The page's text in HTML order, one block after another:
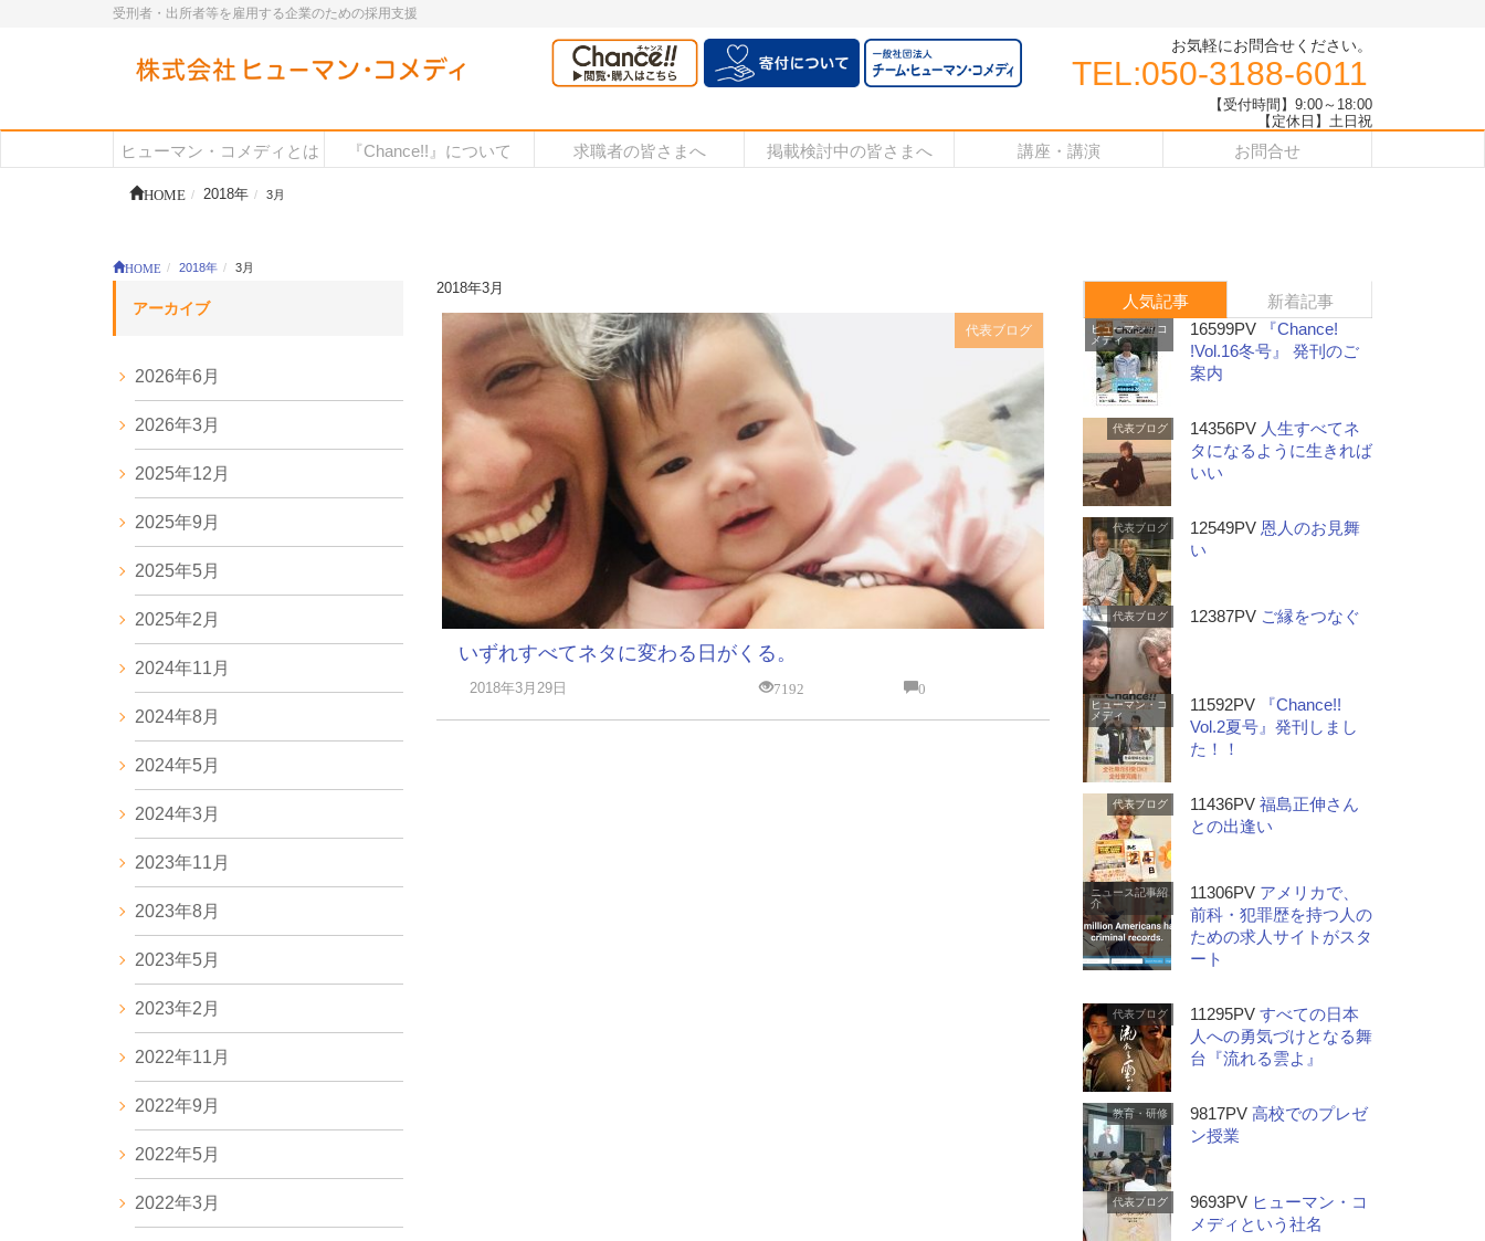
受刑者・出所者等を雇用する企業のための採用支援
お気軽にお問合せください。
TEL:050-3188-6011
【受付時間】9:00～18:00
【定休日】土日祝
ヒューマン・コメディとは 『Chance!!』について 求職者の皆さまへ 掲載検討中の皆さまへ 講座・講演 お問合せ
HOME 2018年 3月
HOME 2018年 3月
2018年3月
代表ブログ
いずれすべてネタに変わる日がくる。
2018年3月29日 7192 0
アーカイブ
2026年6月
2026年3月
2025年12月
2025年9月
2025年5月
2025年2月
2024年11月
2024年8月
2024年5月
2024年3月
2023年11月
2023年8月
2023年5月
2023年2月
2022年11月
2022年9月
2022年5月
2022年3月
人気記事 新着記事
ヒューマン・コ
メディ
16599PV
『Chance!
!Vol.16冬号』 発刊のご
案内
代表ブログ 14356PV 人生すべてネ
タになるように生きれば
いい
代表ブログ 12549PV 恩人のお見舞
い
代表ブログ 12387PV ご縁をつなぐ
ヒューマン・コ
メディ
11592PV
『Chance!!
Vol.2夏号』発刊しまし
た！！
代表ブログ 11436PV 福島正伸さん
との出逢い
ニュース記事紹
介
11306PV アメリカで、
前科・犯罪歴を持つ人の
ための求人サイトがスタ
ート
代表ブログ 11295PV すべての日本
人への勇気づけとなる舞
台『流れる雲よ』
教育・研修 9817PV 高校でのプレゼ
ン授業
代表ブログ 9693PV ヒューマン・コ
メディという社名